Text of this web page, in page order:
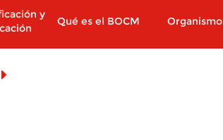
y
Qué es el BOCM Organismo